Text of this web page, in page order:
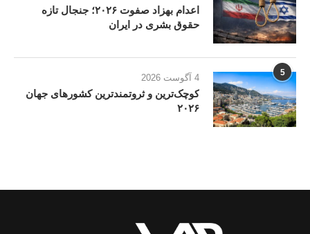
اعدام بهزاد صفوت ۲۰۲۶؛ جنجال تازه
حقوق بشری در ایران
5 4 آگوست 2026
کوچک‌ترین و ثروتمندترین کشورهای جهان
۲۰۲۶